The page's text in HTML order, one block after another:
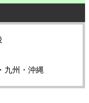
九州・沖縄